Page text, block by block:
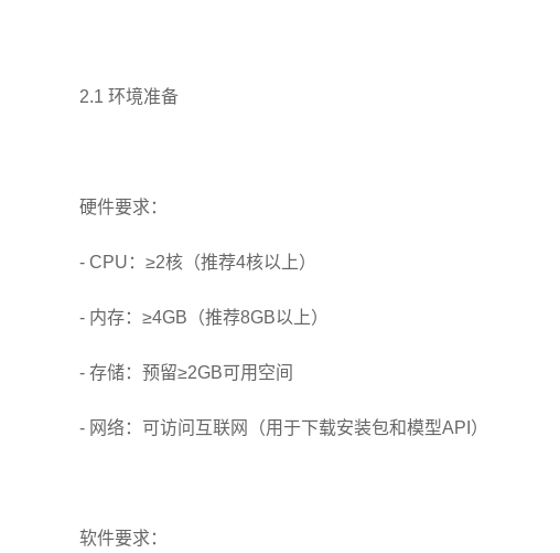
2.1 环境准备
硬件要求：
- CPU：≥2核（推荐4核以上）
- 内存：≥4GB（推荐8GB以上）
- 存储：预留≥2GB可用空间
- 网络：可访问互联网（用于下载安装包和模型API）
软件要求：